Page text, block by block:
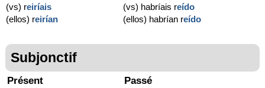
(vs) reiríais
(ellos) reirían
(vs) habríais reído
(ellos) habrían reído
Subjonctif
Présent Passé